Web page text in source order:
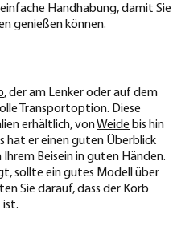
Handhabung, damit Sie
genießen können.
, der am Lenker oder auf dem
Transportoption. Diese
erhältlich, vonWeide bis hin
hat er einen guten Überblick
Beisein in guten Händen.
sollte ein gutes Modell über
Sie darauf, dass der Korb
ist.